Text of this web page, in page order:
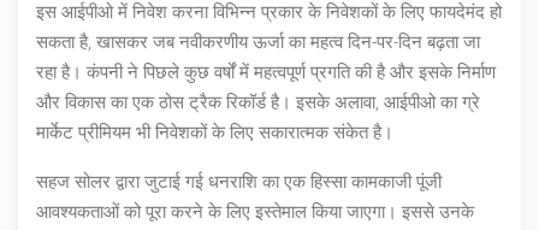
इस आईपीओ में निवेश करना विभिन्न प्रकार के निवेशकों के लिए फायदेमंद हो
सकता है, खासकर जब नवीकरणीय ऊर्जा का महत्व दिन-पर-दिन बढ़ता जा
रहा है। कंपनी ने पिछले कुछ वर्षों में महत्वपूर्ण प्रगति की है और इसके निर्माण
और विकास का एक ठोस ट्रैक रिकॉर्ड है। इसके अलावा, आईपीओ का ग्रे
मार्केट प्रीमियम भी निवेशकों के लिए सकारात्मक संकेत है।
सहज सोलर द्वारा जुटाई गई धनराशि का एक हिस्सा कामकाजी पूंजी
आवश्यकताओं को पूरा करने के लिए इस्तेमाल किया जाएगा। इससे उनके